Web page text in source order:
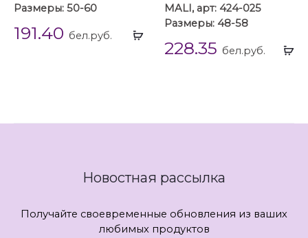
Выбрать
Размеры: 50-60
191.40 бел.руб.
MALI, арт: 424-025
Размеры: 48-58
228.35 бел.руб.
Новостная рассылка
Получайте своевременные обновления из ваших
любимых продуктов